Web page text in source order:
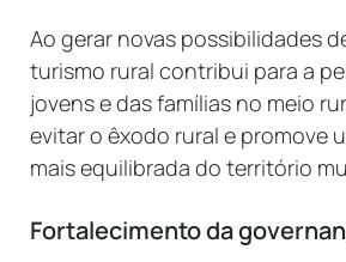
Ao gerar novas possibilidades
turismo rural contribui para a
jovens e das famílias no meio
evitar o êxodo rural e promove
mais equilibrada do território
Fortalecimento da